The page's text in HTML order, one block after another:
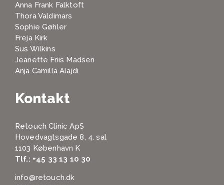
Anna Frank Falktoft
Thora Valdimars
Sophie Gøhler
Freja Kirk
Sus Wilkins
Jeanette Friis Madsen
Anja Camilla Alajdi
Kontakt
Retouch Clinic ApS
Hovedvagtsgade 8, 4. sal
1103 København K
Tlf.: +45 33 13 10 30
info@retouch.dk